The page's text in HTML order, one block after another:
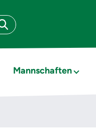
Mannschaften